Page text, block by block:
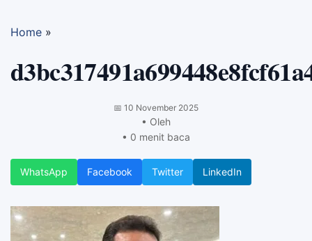
Home »
📅 10 November 2025
• Oleh
• 0 menit baca
WhatsApp Facebook Twitter LinkedIn